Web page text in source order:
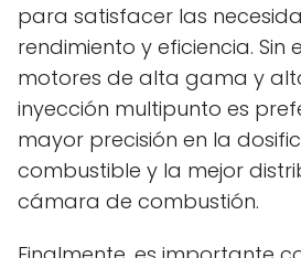
para satisfacer las
rendimiento y eficiencia. Sin
motores de alta gama y
inyección multipunto es
mayor precisión en la
combustible y la mejor
cámara de combustión.